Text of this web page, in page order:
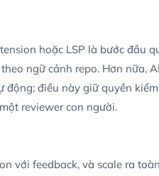
hoặc LSP là bước đầu
ngữ cảnh repo. Hơn nữa,
điều này giữ quyền
reviewer con người.
với feedback, và scale ra